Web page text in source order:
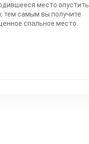
место опустить
тем самым вы получите
спальное место.